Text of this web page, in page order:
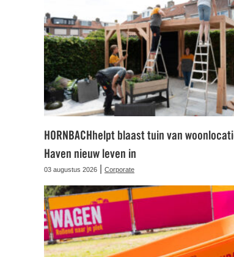
HORNBACHhelpt blaast tuin van
Haven nieuw leven in
03 augustus 2026 Corporate